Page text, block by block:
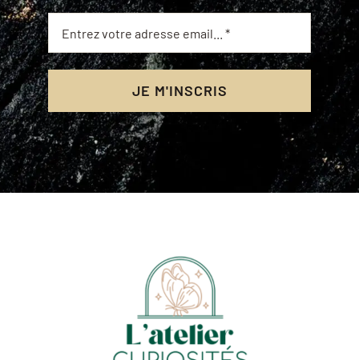
JE M'INSCRIS